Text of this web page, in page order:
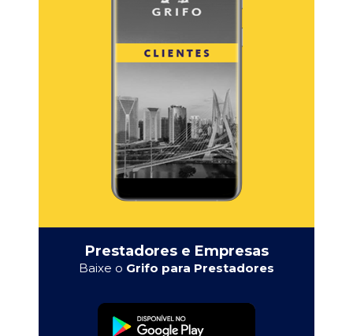
Prestadores e Empresas
Baixe o Grifo para Prestadores